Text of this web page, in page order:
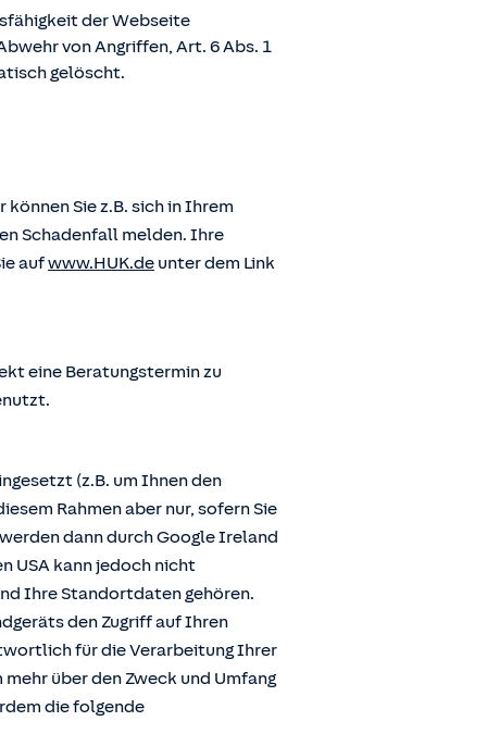
der Webseite
von Angriffen, Art. 6 Abs. 1
gelöscht.
Sie z.B. sich in Ihrem
Schadenfall melden. Ihre
aufwww.HUK.de unter dem Link
eine Beratungstermin zu
(z.B. um Ihnen den
Rahmen aber nur, sofern Sie
dann durch Google Ireland
USA kann jedoch nicht
Ihre Standortdaten gehören.
den Zugriff auf Ihren
für die Verarbeitung Ihrer
über den Zweck und Umfang
die folgende